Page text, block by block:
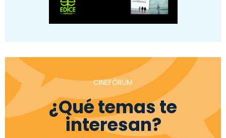
CINEFÓRUM
¿Qué temas te
interesan?